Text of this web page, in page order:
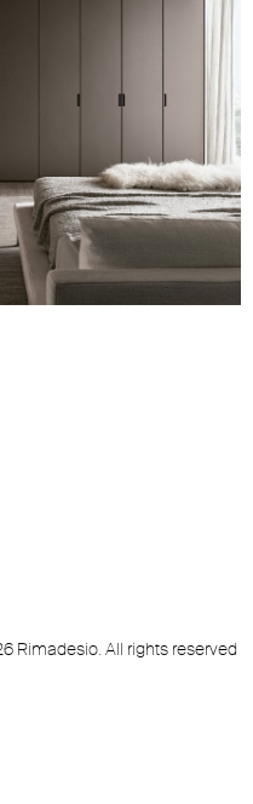
Rimadesio. All rights reserved